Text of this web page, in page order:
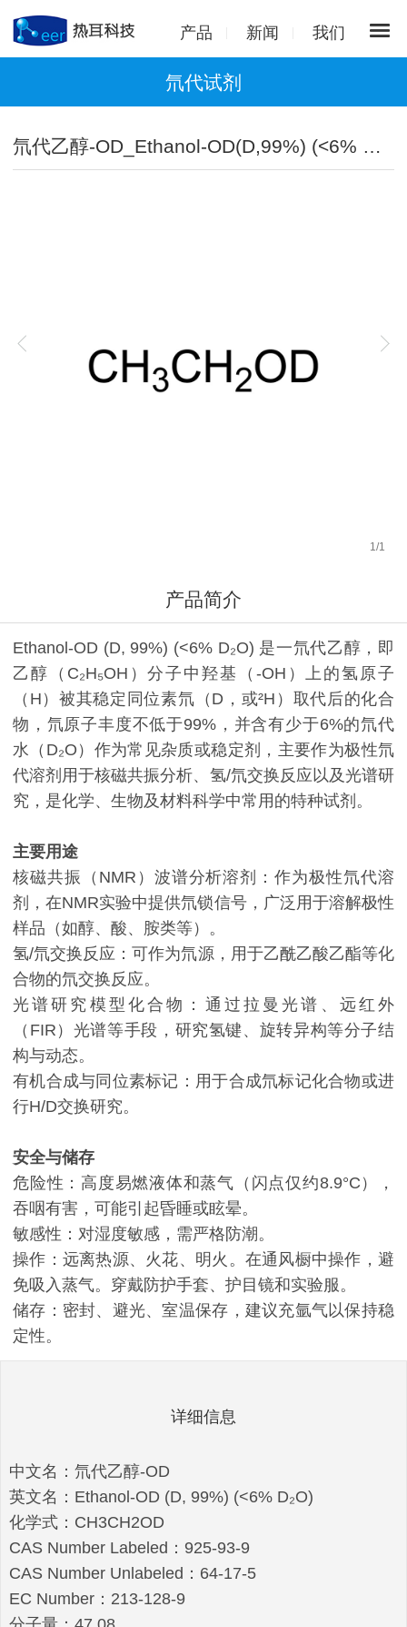
产品 新闻 我们
氘代试剂
氘代乙醇-OD_Ethanol-OD(D,99%) (<6% D2O)
1 /1
产品简介
Ethanol‑OD (D, 99%) (<6% D₂O) 是一氘代乙醇，即
乙醇（C₂H₅OH）分子中羟基（‑OH）上的氢原子
（H）被其稳定同位素氘（D，或²H）取代后的化合
物，氘原子丰度不低于99%，并含有少于6%的氘代
水（D₂O）作为常见杂质或稳定剂，主要作为极性氘
代溶剂用于核磁共振分析、氢/氘交换反应以及光谱研
究，是化学、生物及材料科学中常用的特种试剂。
主要用途
核磁共振（NMR）波谱分析溶剂：作为极性氘代溶
剂，在NMR实验中提供氘锁信号，广泛用于溶解极性
样品（如醇、酸、胺类等）。
氢/氘交换反应：可作为氘源，用于乙酰乙酸乙酯等化
合物的氘交换反应。
光谱研究模型化合物：通过拉曼光谱、远红外
（FIR）光谱等手段，研究氢键、旋转异构等分子结
构与动态。
有机合成与同位素标记：用于合成氘标记化合物或进
行H/D交换研究。
安全与储存
危险性：高度易燃液体和蒸气（闪点仅约8.9°C），
吞咽有害，可能引起昏睡或眩晕。
敏感性：对湿度敏感，需严格防潮。
操作：远离热源、火花、明火。在通风橱中操作，避
免吸入蒸气。穿戴防护手套、护目镜和实验服。
储存：密封、避光、室温保存，建议充氩气以保持稳
定性。
详细信息
中文名：氘代乙醇-OD
英文名：Ethanol-OD (D, 99%) (<6% D₂O)
化学式：CH3CH2OD
CAS Number Labeled：925-93-9
CAS Number Unlabeled：64-17-5
EC Number：213-128-9